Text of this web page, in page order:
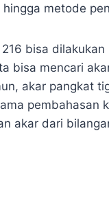
metode
bisa
bisa mencari
akar pangkat
pembahasan
akar dari